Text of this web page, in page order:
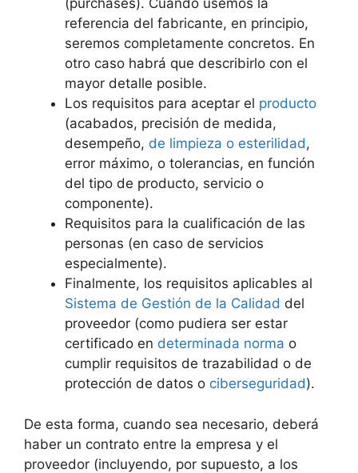
(purchases). Cuando usemos la
referencia del fabricante, en principio,
seremos completamente concretos. En
otro caso habrá que describirlo con el
mayor detalle posible.
Los requisitos para aceptar el producto
(acabados, precisión de medida,
desempeño, de limpieza o esterilidad,
error máximo, o tolerancias, en función
del tipo de producto, servicio o
componente).
Requisitos para la cualificación de las
personas (en caso de servicios
especialmente).
Finalmente, los requisitos aplicables al
Sistema de Gestión de la Calidad del
proveedor (como pudiera ser estar
certificado en determinada norma o
cumplir requisitos de trazabilidad o de
protección de datos o ciberseguridad).
De esta forma, cuando sea necesario, deberá
haber un contrato entre la empresa y el
proveedor (incluyendo, por supuesto, a los